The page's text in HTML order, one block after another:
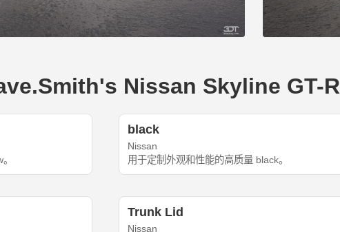
Nissan Skyline GT-R
black
Nissan
用于定制外观和性能的高质量 black。
Trunk Lid
Nissan